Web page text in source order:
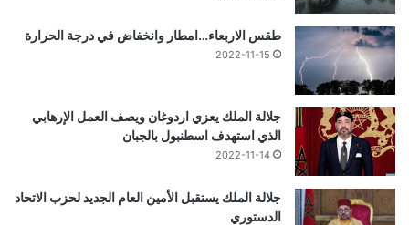
طقس الاربعاء…امطار وانخفاض في درجة الحرارة
2022-11-15
جلالة الملك يعزي اردوغان ويصف العمل الإرهابي
الذي استهدف اسطنبول بالجبان
2022-11-14
جلالة الملك يستقبل الأمين العام الجديد لحزب الاتحاد
الدستوري